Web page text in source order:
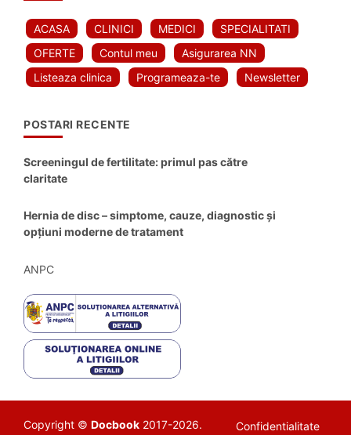
ACASA CLINICI MEDICI
SPECIALITATI
OFERTE
Contul meu
Asigurarea NN
Listeaza clinica
Programeaza-te Newsletter
POSTARI RECENTE
Screeningul de fertilitate: primul pas către
claritate
Hernia de disc – simptome, cauze, diagnostic și
opțiuni moderne de tratament
ANPC
Copyright © Docbook 2017-2026.
Confidentialitate